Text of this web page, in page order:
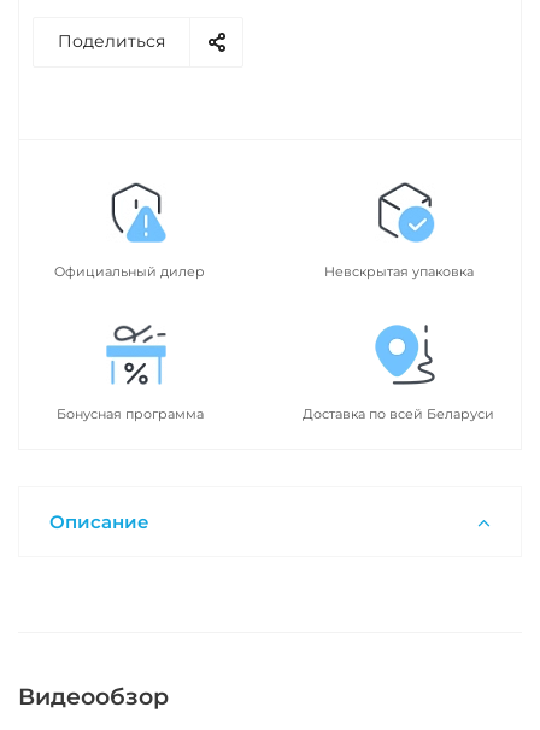
Поделиться
Официальный дилер Невскрытая упаковка
Бонусная программа Доставка по всей Беларуси
Описание
Видеообзор